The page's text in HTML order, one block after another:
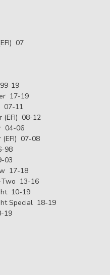
07
19
17-19
07-11
(EFI) 08-12
04-06
(EFI) 07-08
98
03
17-18
Two 13-16
10-19
Special 18-19
19